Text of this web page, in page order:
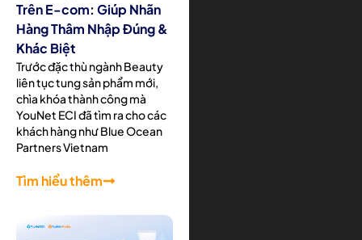
Trên E-com: Giúp Nhãn
Hàng Thâm Nhập Đúng &
Khác Biệt
Trước đặc thù ngành Beauty
liên tục tung sản phẩm mới,
chìa khóa thành công mà
YouNet ECI đã tìm ra cho các
khách hàng như Blue Ocean
Partners Vietnam
Tìm hiểu thêm